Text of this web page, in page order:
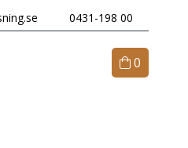
0431-198 00
0